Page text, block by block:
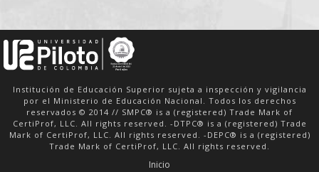
Institución de Educación Superior sujeta a inspección y vigilancia
por el Ministerio de Educación Nacional. Todos los derechos
reservados © 2014 // SMPC® is a (registered) Trade Mark of
CertiProf, LLC. All rights reserved. -DTPC® is a (registered) Trade
Mark of CertiProf, LLC. All rights reserved. -DEPC® is a (registered)
Trade Mark of CertiProf, LLC. All rights reserved.
Inicio